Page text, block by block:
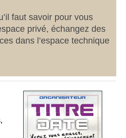
faut savoir pour vous
privé, échangez des
dans l’espace technique